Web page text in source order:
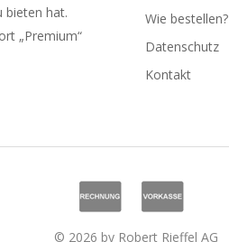
bieten hat.
„Premium“
Wie bestellen?
Datenschutz
Kontakt
© 2026 by Robert Rieffel AG